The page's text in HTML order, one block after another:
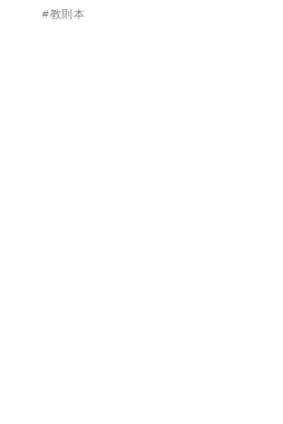
ボイスタイプ別で挑む歌の上達
#教則本